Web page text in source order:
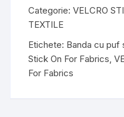
pentru
textile
Stick
On
For
Categorie:VELCRO
TEXTILE
Etichete: Banda cu puf
Stick On For Fabrics,
For Fabrics